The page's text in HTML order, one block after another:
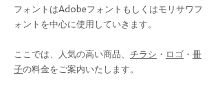
​フォントはAdobeフォントもしくはモリサワフ
ォントを中心に使用していきます。
​ここでは、人気の高い商品、 チラシ ・ ロゴ ・ 冊
子の料金をご案内いたします。